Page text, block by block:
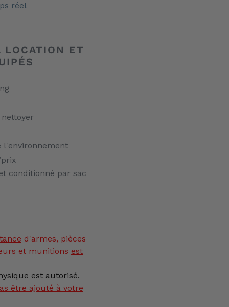
réel
LOCATION ET
l'environnement
conditionné par sac
d'armes, pièces
et munitions est
est autorisé.
être ajouté à votre